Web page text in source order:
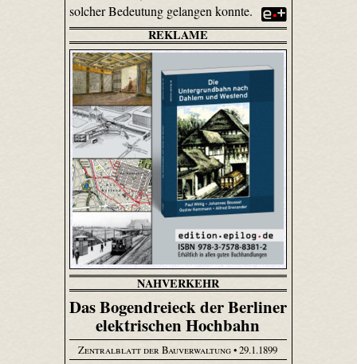
solcher Bedeutung gelangen konnte.
REKLAME
NAHVERKEHR
Das Bogendreieck der Berliner
elektrischen Hochbahn
Zentralblatt der Bauverwaltung• 29.1.1899